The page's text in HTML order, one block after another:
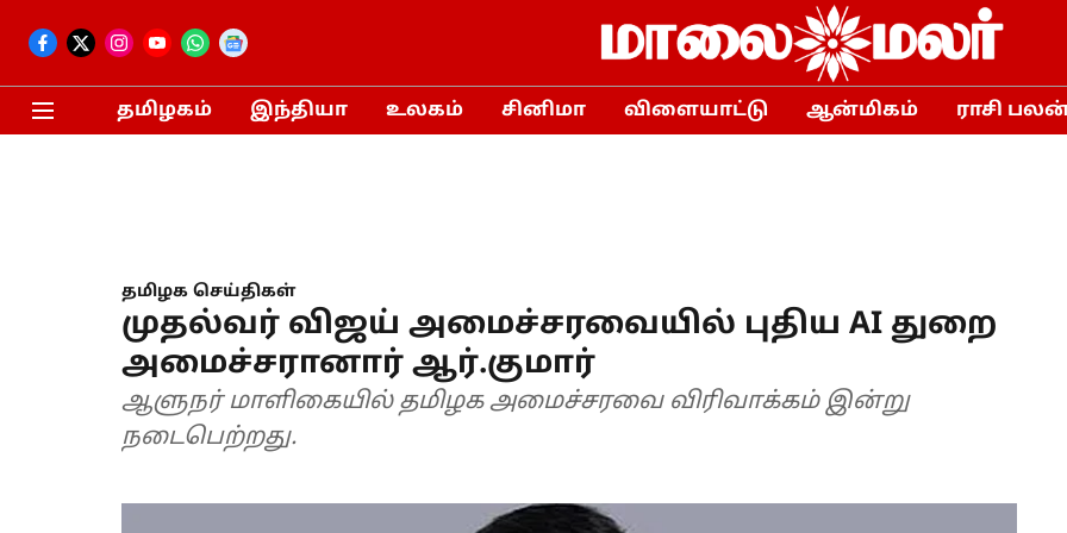
தமிழகம் இந்தியா உலகம் சினிமா விளையாட்டு ஆன்மிகம் ராசி
தமிழக செய்திகள்
முதல்வர் விஜய் அமைச்சரவையில் புதிய AI துறை
அமைச்சரானார் ஆர்.குமார்
ஆளுநர் மாளிகையில் தமிழக அமைச்சரவை விரிவாக்கம் இன்று
நடைபெற்றது.